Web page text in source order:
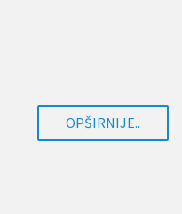
OPŠIRNIJE..